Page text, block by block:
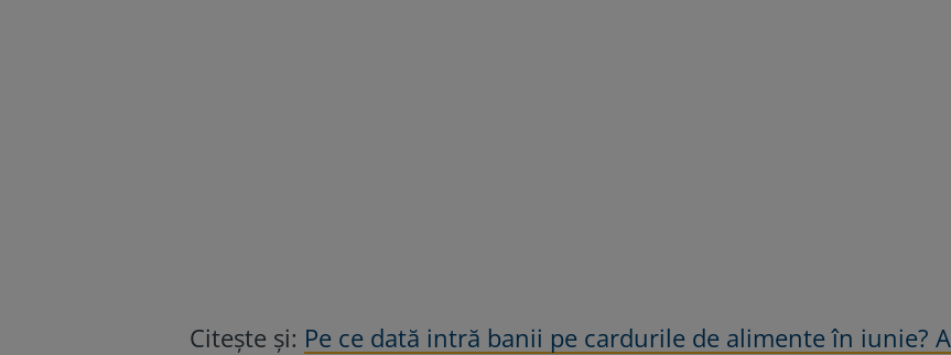
Citește și: Pe ce dată intră banii pe cardurile de alimente în iunie?